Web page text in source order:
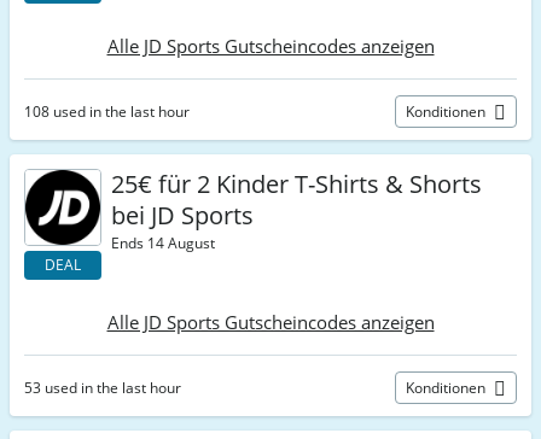
Alle JD Sports Gutscheincodes anzeigen
108 used in the last hour Konditionen
DEAL
25€ für 2 Kinder T-Shirts & Shorts
bei JD Sports
Ends 14 August
Alle JD Sports Gutscheincodes anzeigen
53 used in the last hour Konditionen